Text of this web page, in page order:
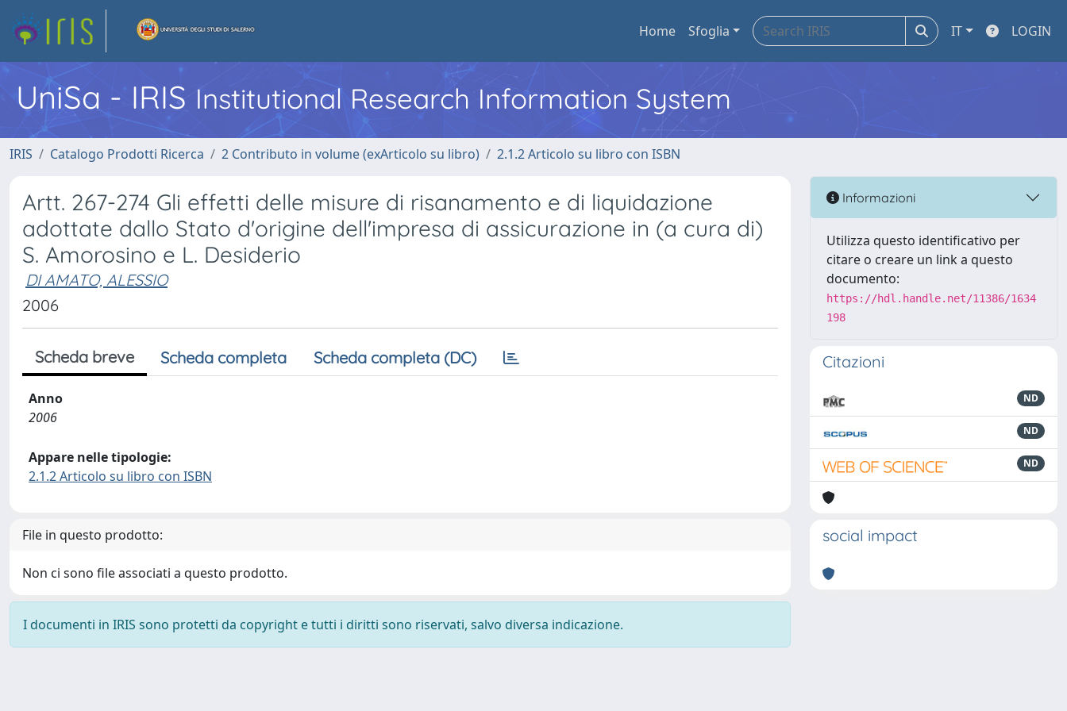
Home Sfoglia IT LOGIN
UniSa - IRIS Institutional Research Information System
IRIS Catalogo Prodotti Ricerca 2 Contributo in volume (exArticolo su libro) 2.1.2 Articolo su libro con ISBN
Artt. 267-274 Gli effetti delle misure di risanamento e di liquidazione
adottate dallo Stato d'origine dell'impresa di assicurazione in (a cura di)
S. Amorosino e L. Desiderio
DI AMATO, ALESSIO
2006
Scheda breve Scheda completa Scheda completa (DC)
Anno
2006
Appare nelle tipologie:
2.1.2 Articolo su libro con ISBN
File in questo prodotto:
Non ci sono file associati a questo prodotto.
I documenti in IRIS sono protetti da copyright e tutti i diritti sono riservati, salvo diversa indicazione.
Informazioni
Utilizza questo identificativo per
citare o creare un link a questo
documento:
https://hdl.handle.net/11386/1634
198
Citazioni
ND
ND
ND
social impact